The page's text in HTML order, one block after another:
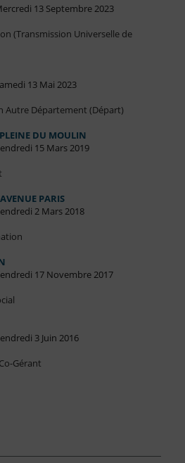
13 Septembre 2023
(Transmission Universelle de
13 Mai 2023
Autre Département (Départ)
DU MOULIN
15 Mars 2019
PARIS
2 Mars 2018
17 Novembre 2017
3 Juin 2016
Gérant